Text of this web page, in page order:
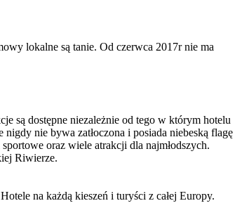
lokalne są tanie. Od czerwca 2017r nie ma
są dostępne niezależnie od tego w którym hotelu
nie bywa zatłoczona i posiada niebeską flagę
oraz wiele atrakcji dla najmłodszych.
Riwierze.
na każdą kieszeń i turyści z całej Europy.